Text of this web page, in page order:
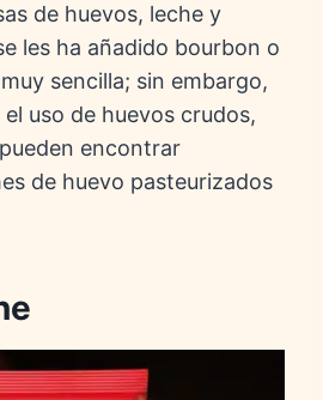
de huevos, leche y
les ha añadido bourbon o
sencilla; sin embargo,
uso de huevos crudos,
encontrar
de huevo pasteurizados